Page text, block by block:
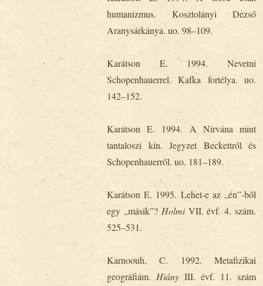
humanizmus. Kosztolányi Dezső
Aranysárkánya. uo. 98‒109.
Karátson E. 1994. Nevetni
Schopenhauerrel. Kafka fortélya. uo.
142‒152.
Karátson E. 1994. A Nirvána mint
tantaloszi kín. Jegyzet Beckettről és
Schopenhauerről. uo. 181‒189.
Karátson E. 1995. Lehet-e az „én”-ből
egy „másik”? HolmiVII. évf. 4. szám.
525‒531.
Karnoouh, C. 1992. Metafizikai
geográfiám. Hiány III. évf. 11. szám